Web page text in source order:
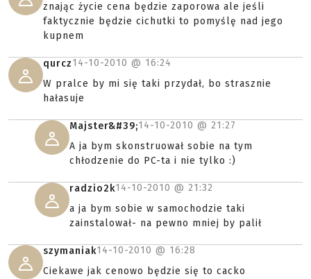
znając życie cena będzie zaporowa ale jeśli
faktycznie będzie cichutki to pomyślę nad jego
kupnem
qurcz14-10-2010 @ 16:24
W pralce by mi się taki przydał, bo strasznie
hałasuje
Majster&#39;14-10-2010 @ 21:27
A ja bym skonstruował sobie na tym
chłodzenie do PC-ta i nie tylko :)
radzio2k14-10-2010 @ 21:32
a ja bym sobie w samochodzie taki
zainstalował- na pewno mniej by palił
szymaniak14-10-2010 @ 16:28
Ciekawe jak cenowo będzie się to cacko